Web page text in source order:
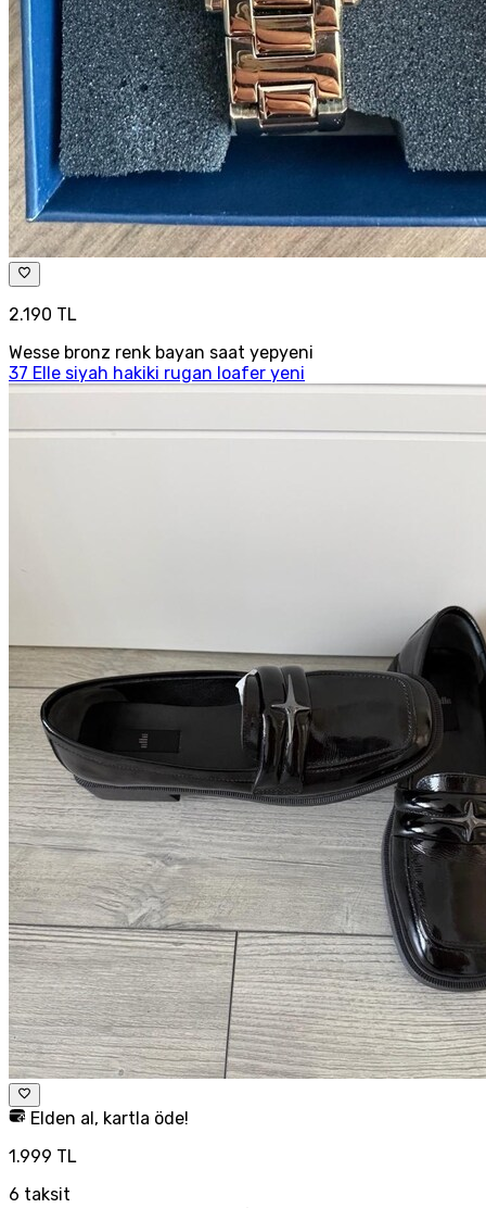
2.190 TL
Wesse bronz renk bayan saat yepyeni
37 Elle siyah hakiki rugan loafer yeni
Elden al, kartla öde!
1.999 TL
6 taksit